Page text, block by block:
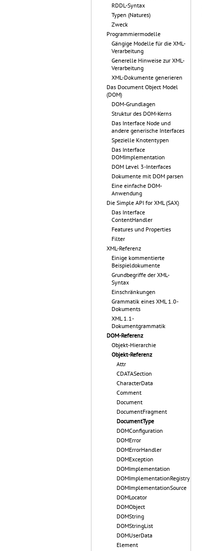
RDDL-Syntax
Typen (Natures)
Zweck
Programmiermodelle
Gängige Modelle für die XML-
Verarbeitung
Generelle Hinweise zur XML-
Verarbeitung
XML-Dokumente generieren
Das Document Object Model
(DOM)
DOM-Grundlagen
Struktur des DOM-Kerns
Das Interface Node und
andere generische Interfaces
Spezielle Knotentypen
Das Interface
DOMImplementation
DOM Level 3-Interfaces
Dokumente mit DOM parsen
Eine einfache DOM-
Anwendung
Die Simple API for XML (SAX)
Das Interface
ContentHandler
Features und Properties
Filter
XML-Referenz
Einige kommentierte
Beispieldokumente
Grundbegriffe der XML-
Syntax
Einschränkungen
Grammatik eines XML 1.0-
Dokuments
XML 1.1-
Dokumentgrammatik
DOM-Referenz
Objekt-Hierarchie
Objekt-Referenz
Attr
CDATASection
CharacterData
Comment
Document
DocumentFragment
DocumentType
DOMConfiguration
DOMError
DOMErrorHandler
DOMException
DOMImplementation
DOMImplementationRegistry
DOMImplementationSource
DOMLocator
DOMObject
DOMString
DOMStringList
DOMUserData
Element